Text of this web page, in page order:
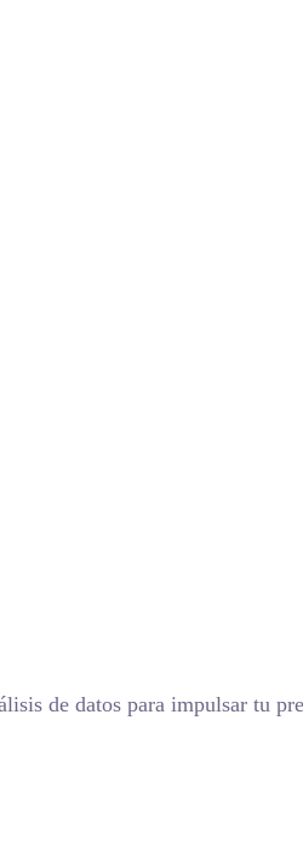
de datos para impulsar tu